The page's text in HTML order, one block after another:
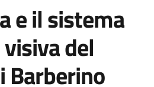
e il sistema
del
Barberino